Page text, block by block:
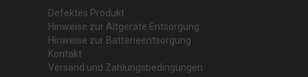
Defektes Produkt
Hinweise zur Altgeräte Entsorgung
Hinweise zur Batterieentsorgung
Kontakt
Versand und Zahlungsbedingungen